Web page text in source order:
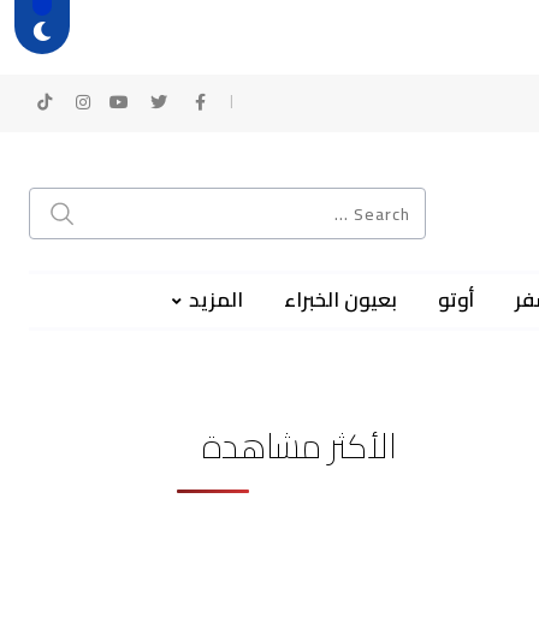
أوتو بعيون الخبراء المزيد
الأكثر مشاهدة